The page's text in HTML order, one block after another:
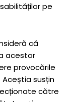
pe
că
acestor
provocările
susțin
către